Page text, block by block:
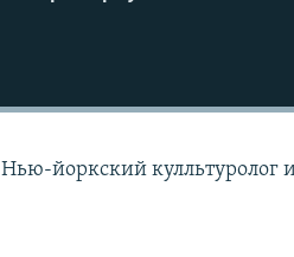
Нью-йоркский кулльтуролог